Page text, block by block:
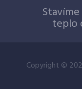
teplo
Copyright ©